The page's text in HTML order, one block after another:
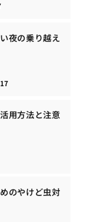
夜の乗り越え
用方法と注意
のやけど虫対